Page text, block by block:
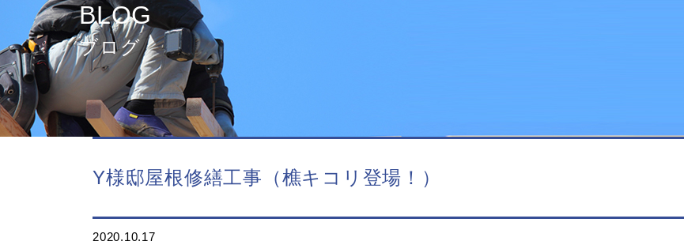
BLOG
ブログ
Y様邸屋根修繕工事（樵キコリ登場！）
2020.10.17